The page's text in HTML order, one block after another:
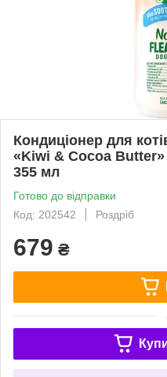
Кондиціонер для
«Kiwi & Cocoa Butter»
355 мл
Готово до відправки
Код: 202542
Роздріб
679 ₴